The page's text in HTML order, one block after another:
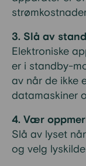
3. Slå av
Elektroniske
er i standby-
av når de ikke
datamaskiner
4. Vær
Slå av lyset
og velg